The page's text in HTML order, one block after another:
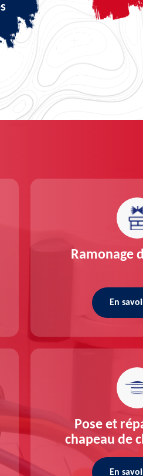
Ramonage
En
Pose et
chapeau de
En